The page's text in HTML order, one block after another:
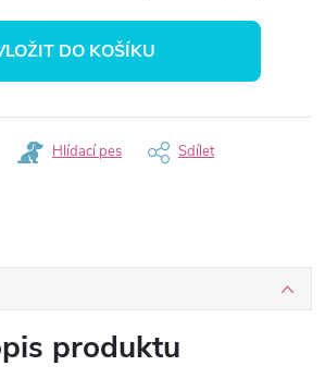
DO KOŠÍKU
Hlídací pes Sdílet
produktu